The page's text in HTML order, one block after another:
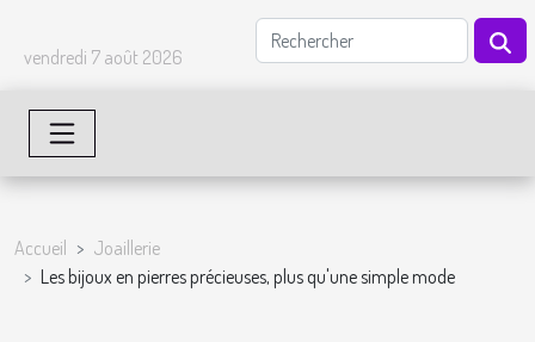
vendredi 7 août 2026
Accueil
Joaillerie
Les bijoux en pierres précieuses, plus qu'une simple mode